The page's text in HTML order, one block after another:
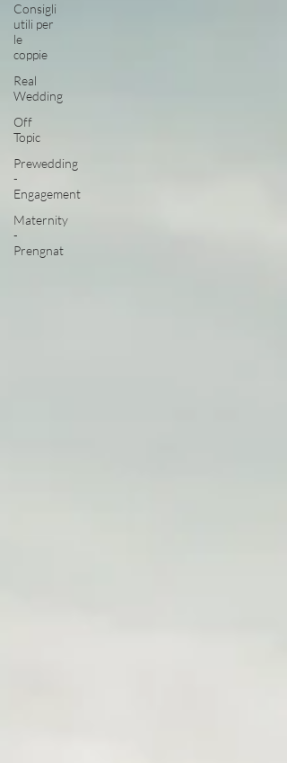
Consigli
utili per
le
coppie
Real
Wedding
Off
Topic
Prewedding
-
Engagement
Maternity
-
Prengnat